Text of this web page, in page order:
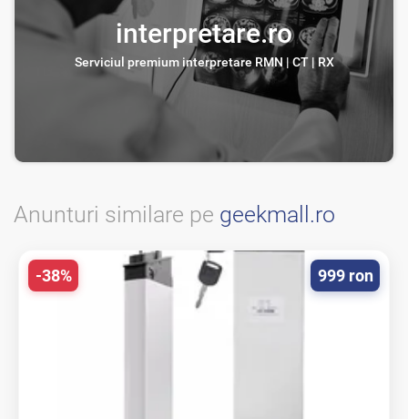
interpretare.ro
Serviciul premium interpretare RMN | CT | RX
Anunturi similare pe geekmall.ro
999 ron
-38%